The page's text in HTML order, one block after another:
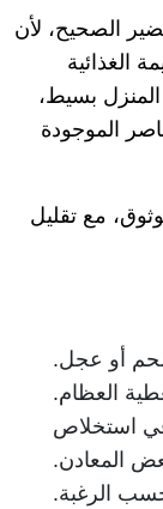
الصحيح، لأن
الغذائية
بسيط،
الموجودة
مع تقليل
أو عجل.
العظام.
استخلاص
المعادن.
الرغبة.